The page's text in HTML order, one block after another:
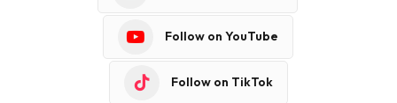
Follow on YouTube
Follow on TikTok